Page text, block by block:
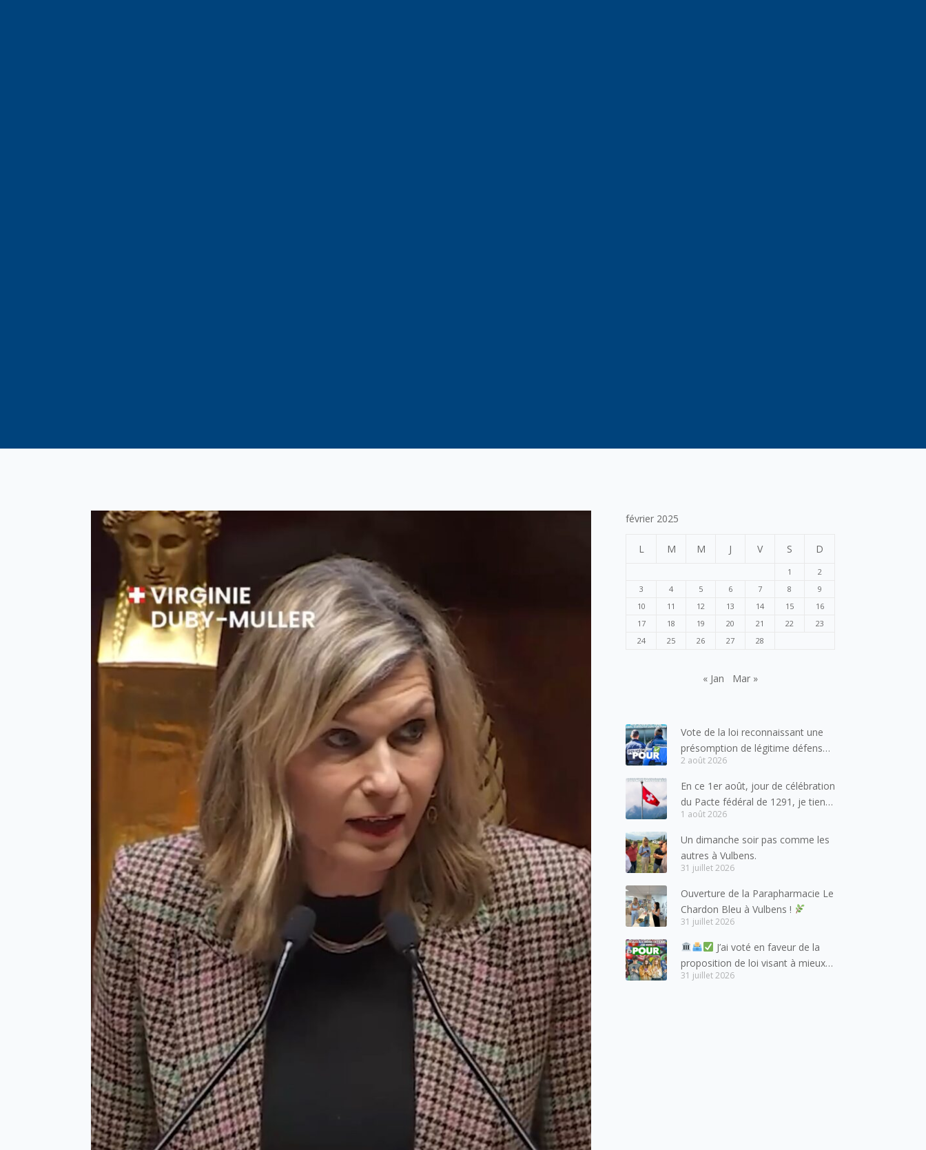
février 2025
L M M J V S D
1
2
3
4 5 6 7 8
9
10
11 12 13 14 15
16
17
18 19 20 21 22
23
24
25 26 27 28
« Jan Mar »
Vote de la loi reconnaissant une
présomption de légitime défense
pour les forces de l’ordre
2 août 2026
En ce 1er août, jour de célébration
du Pacte fédéral de 1291, je tiens
à adresser mes meilleures
salutations à nos voisins et amis
suisses, et plus particulièrement
aux habitants du bassin genevois
lesquels la Haute-Savoie
entretient des liens étroits et
quotidiens.
1 août 2026
Un dimanche soir pas comme les
autres à Vulbens.
31 juillet 2026
Ouverture de la Parapharmacie Le
Chardon Bleu à Vulbens !
31 juillet 2026
J’ai voté en faveur de la
proposition de loi visant à mieux
protéger les mineurs des risques
31 juillet 2026